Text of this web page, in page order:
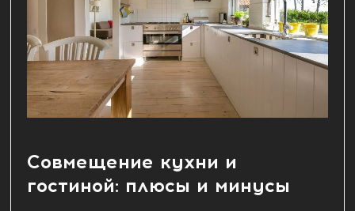
Совмещение кухни и
гостиной: плюсы и минусы